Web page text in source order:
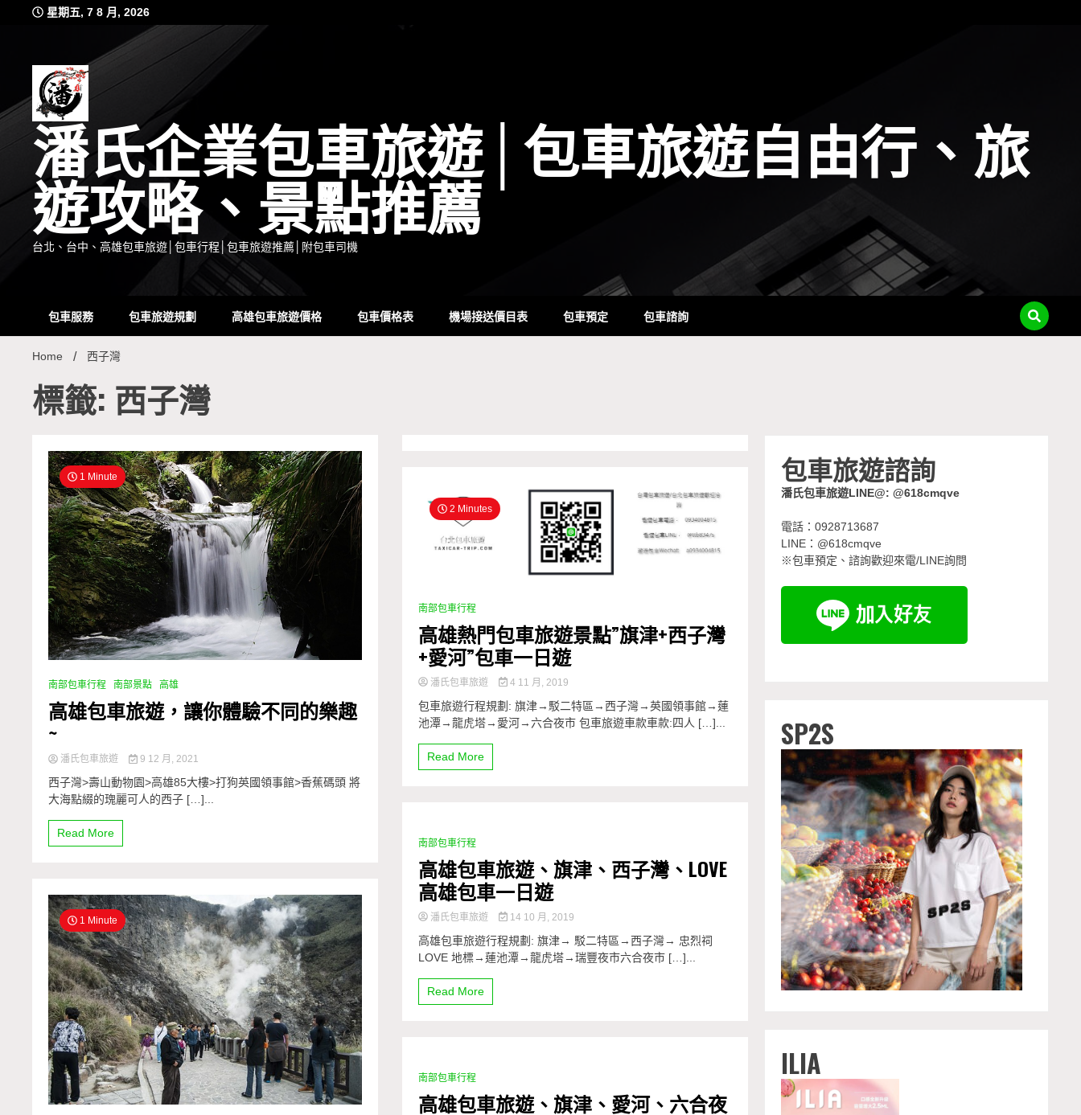
星期五, 7 8 月, 2026
潘氏企業包車旅遊│包車旅遊自由行、旅
遊攻略、景點推薦
台北、台中、高雄包車旅遊│包車行程│包車旅遊推薦│附包車司機
包車服務 包車旅遊規劃 高雄包車旅遊價格 包車價格表 機場接送價目表 包車預定 包車諮詢
Home 西子灣
標籤: 西子灣
1 Minute
南部包車行程 南部景點 高雄
高雄包車旅遊，讓你體驗不同的樂趣
~
潘氏包車旅遊 9 12 月, 2021
西子灣>壽山動物園>高雄85大樓>打狗英國領事館>香蕉碼頭 將
大海點綴的瑰麗可人的西子 […]...
Read More
1 Minute
2 Minutes
南部包車行程
高雄熱門包車旅遊景點”旗津+西子灣
+愛河”包車一日遊
潘氏包車旅遊 4 11 月, 2019
包車旅遊行程規劃: 旗津→駁二特區→西子灣→英國領事館→蓮
池潭→龍虎塔→愛河→六合夜市 包車旅遊車款車款:四人 […]...
Read More
2 Minutes
南部包車行程
高雄包車旅遊、旗津、西子灣、LOVE
高雄包車一日遊
潘氏包車旅遊 14 10 月, 2019
高雄包車旅遊行程規劃: 旗津→ 駁二特區→西子灣→ 忠烈祠
LOVE 地標→蓮池潭→龍虎塔→瑞豐夜市六合夜市 […]...
Read More
4 Minutes
南部包車行程
高雄包車旅遊、旗津、愛河、六合夜
包車旅遊諮詢
潘氏包車旅遊LINE@: @618cmqve
電話：0928713687
LINE：@618cmqve
※包車預定、諮詢歡迎來電/LINE詢問
SP2S
ILIA